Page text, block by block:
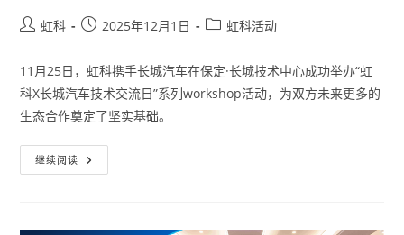
虹科 2025年12月1日 虹科活动
11月25日，虹科携手长城汽车在保定·长城技术中心成功举办“虹
科X长城汽车技术交流日”系列workshop活动，为双方未来更多的
生态合作奠定了坚实基础。
继续阅读